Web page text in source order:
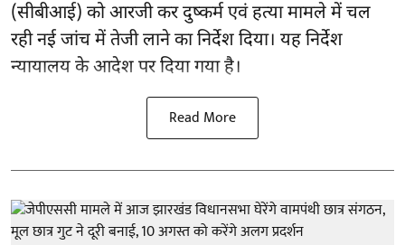
(सीबीआई) कोआरजी कर दुष्कर्म एवं हत्या मामलेमें चल
रही नई जांच में तेजी लाने का निर्देश दिया। यह निर्देश
न्यायालय के आदेश पर दिया गया है।
Read More